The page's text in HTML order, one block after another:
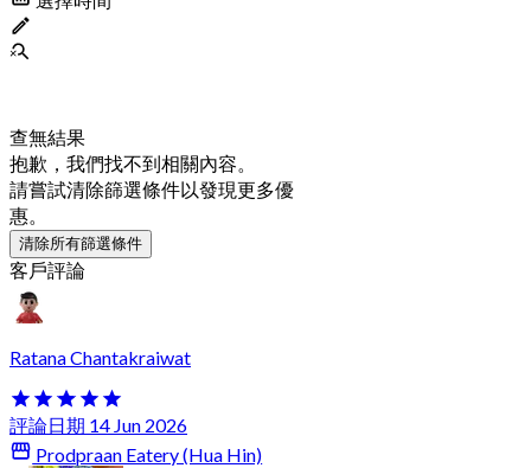
查無結果
抱歉，我們找不到相關內容。
請嘗試清除篩選條件以發現更多優
惠。
清除所有篩選條件
客戶評論
Ratana Chantakraiwat
評論日期 14 Jun 2026
Prodpraan Eatery (Hua Hin)